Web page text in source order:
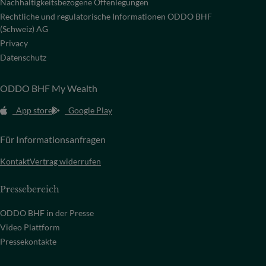
Nachhaltigkeitsbezogene Offenlegungen
Rechtliche und regulatorische Informationen ODDO BHF
(Schweiz) AG
Privacy
Datenschutz
ODDO BHF My Wealth
App store Google Play
Für Informationsanfragen
KontaktVertrag widerrufen
Pressebereich
ODDO BHF in der Presse
Video Plattform
Pressekontakte